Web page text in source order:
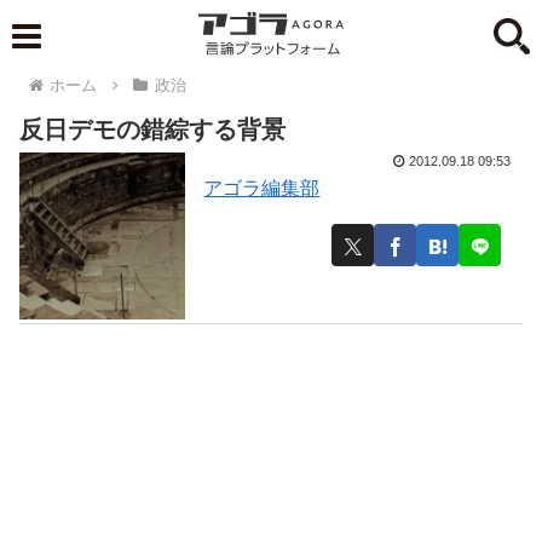
ホーム 政治
反日デモの錯綜する背景
アゴラ編集部
2012.09.18 09:53